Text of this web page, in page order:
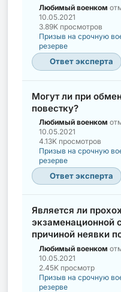
Любимый военком
10.05.2021
3.89K просмотров
Призыв на срочную
резерве
Ответ эксперта
Могут ли при
повестку?
Любимый военком
10.05.2021
4.13K просмотров
Призыв на срочную
резерве
Ответ эксперта
Является ли
экзаменационной
причиной неявки
Любимый военком
10.05.2021
2.45K просмотр
Призыв на срочную
резерве